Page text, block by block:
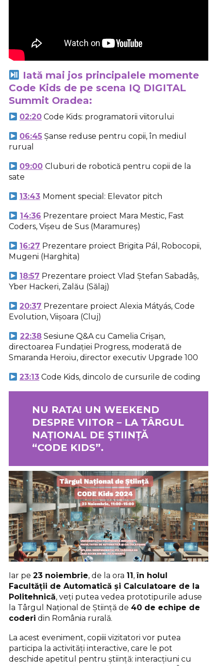
Iată mai jos principalele momente
Code Kids de pe scena IQ DIGITAL
Summit Oradea:
02:20 Code Kids: programatorii viitorului
06:45 Șanse reduse pentru copii, în mediul
rurual
09:00 Cluburi de robotică pentru copii de la
sate
13:43 Moment special: Elevator pitch
14:36 Prezentare proiect Mara Mestic, Fast
Coders, Vișeu de Sus (Maramureș)
16:27 Prezentare proiect Brigita Pál, Robocopii,
Mugeni (Harghita)
18:57 Prezentare proiect Vlad Ștefan Sabadâș,
Yber Hackeri, Zalău (Sălaj)
20:37 Prezentare proiect Alexia Mátyás, Code
Evolution, Viișoara (Cluj)
22:38 Sesiune Q&A cu Camelia Crișan,
directoarea Fundației Progress, moderată de
Smaranda Heroiu, director executiv Upgrade 100
23:13 Code Kids, dincolo de cursurile de coding
NU RATA! UN WEEKEND
DESPRE VIITOR – LA TÂRGUL
NAȚIONAL DE ȘTIINȚĂ
“CODE KIDS”.
Iar pe 23 noiembrie, de la ora 11,în holul
Facultății de Automatică și Calculatoare de la
Politehnică, veți putea vedea prototipurile aduse
la Târgul Național de Știință de 40 de echipe de
coderi din România rurală.
La acest eveniment, copiii vizitatori vor putea
participa la activități interactive, care le pot
deschide apetitul pentru știință: interacțiuni cu